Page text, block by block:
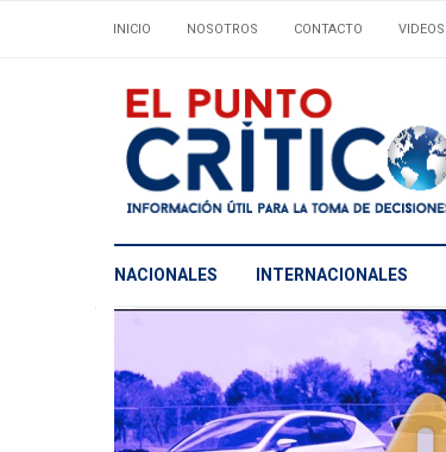
INICIO NOSOTROS CONTACTO VIDEOS
NACIONALES INTERNACIONALES